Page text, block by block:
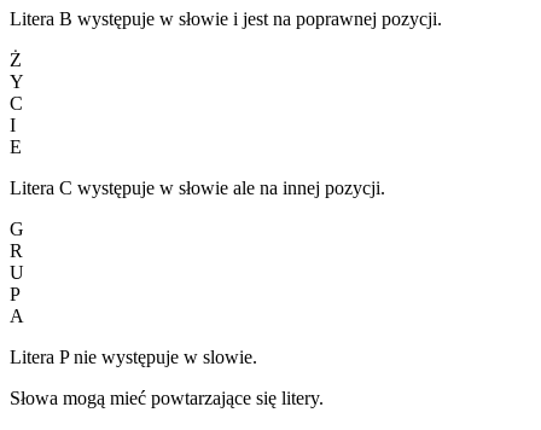
Litera B występuje w słowie i jest na poprawnej pozycji.
Ż
Y
C
I
E
Litera C występuje w słowie ale na innej pozycji.
G
R
U
P
A
Litera P nie występuje w slowie.
Słowa mogą mieć powtarzające się litery.